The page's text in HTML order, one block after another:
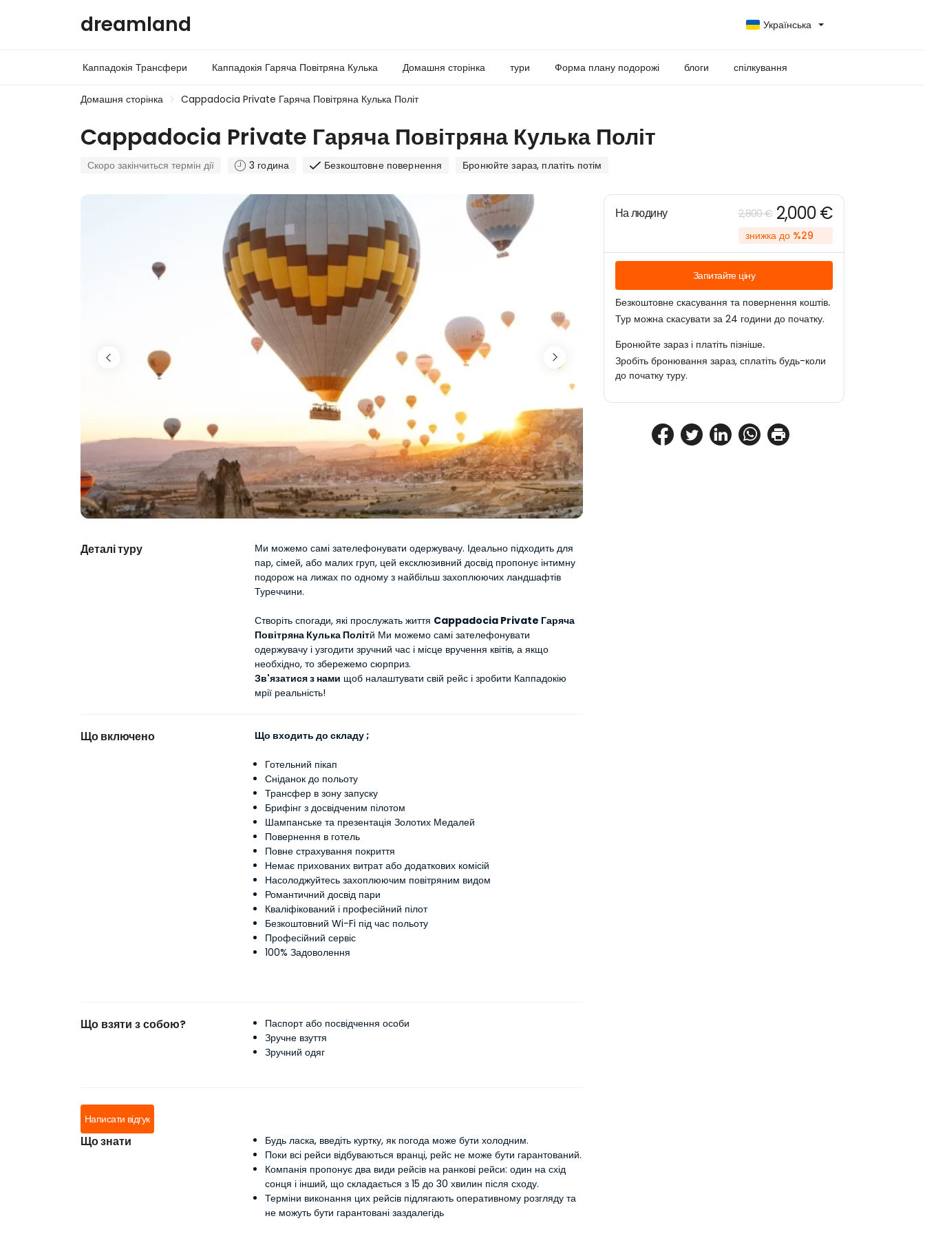
dreamland Українська
Каппадокія Трансфери Каппадокія Гаряча Повітряна Кулька Домашня сторінка тури Форма плану подорожі блоги спілкування
Домашня сторінка Cappadocia Private Гаряча Повітряна Кулька Політ
Cappadocia Private Гаряча Повітряна Кулька Політ
Скоро закінчиться термін дії 3 година Безкоштовне повернення Бронюйте зараз, платіть потім
Деталі туру
Ми можемо самі зателефонувати одержувачу. Ідеально підходить для
пар, сімей, або малих груп, цей ексклюзивний досвід пропонує інтимну
подорож на лижах по одному з найбільш захоплюючих ландшафтів
Туреччини.
Створіть спогади, які прослужать життя Cappadocia Private Гаряча
Повітряна Кулька Політй Ми можемо самі зателефонувати
одержувачу і узгодити зручний час і місце вручення квітів, а якщо
необхідно, то збережемо сюрприз.
Зв'язатися з нами щоб налаштувати свій рейс і зробити Каппадокію
мрії реальність!
Що включено Що входить до складу ;
Готельний пікап
Сніданок до польоту
Трансфер в зону запуску
Брифінг з досвідченим пілотом
Шампанське та презентація Золотих Медалей
Повернення в готель
Повне страхування покриття
Немає прихованих витрат або додаткових комісій
Насолоджуйтесь захоплюючим повітряним видом
Романтичний досвід пари
Кваліфікований і професійний пілот
Безкоштовний Wi-Fi під час польоту
Професійний сервіс
100% Задоволення
Що взяти з собою?
Паспорт або посвідчення особи
Зручне взуття
Зручний одяг
Написати відгук
Що знати
Будь ласка, введіть куртку, як погода може бути холодним.
Поки всі рейси відбуваються вранці, рейс не може бути гарантований.
Компанія пропонує два види рейсів на ранкові рейси: один на схід
сонця і інший, що складається з 15 до 30 хвилин після сходу.
Терміни виконання цих рейсів підлягають оперативному розгляду та
не можуть бути гарантовані заздалегідь
На людину 2,800 € 2,000 €
знижка до %29
Запитайте ціну
Безкоштовне скасування та повернення коштів.
Тур можна скасувати за 24 години до початку.
Бронюйте зараз і платіть пізніше.
Зробіть бронювання зараз, сплатіть будь-коли
до початку туру.